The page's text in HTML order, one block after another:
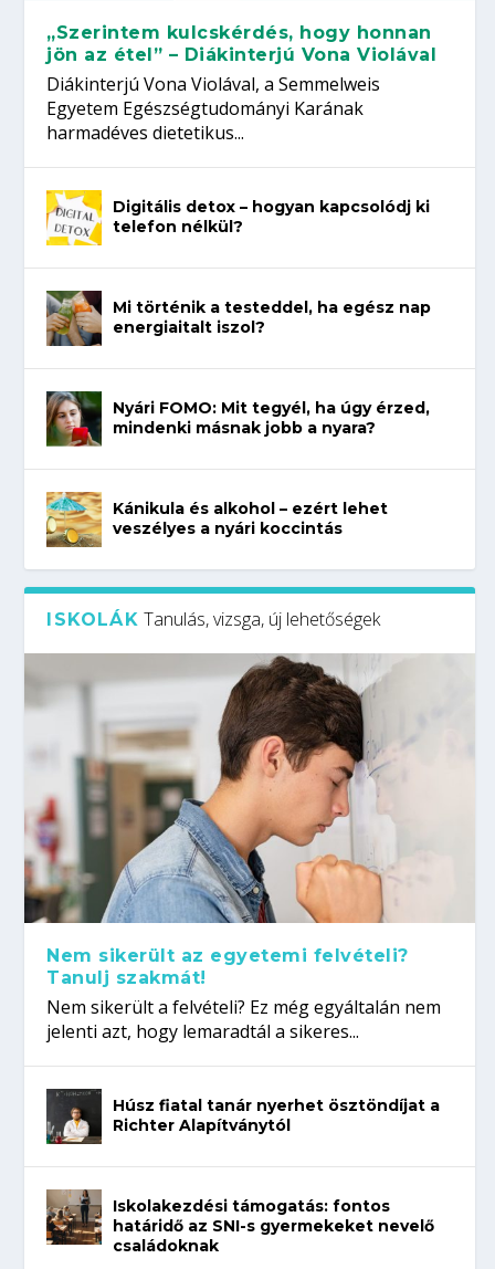
„Szerintem kulcskérdés, hogy honnan
jön az étel” – Diákinterjú Vona Violával
Diákinterjú Vona Violával, a Semmelweis
Egyetem Egészségtudományi Karának
harmadéves dietetikus...
Digitális detox – hogyan kapcsolódj ki
telefon nélkül?
Mi történik a testeddel, ha egész nap
energiaitalt iszol?
Nyári FOMO: Mit tegyél, ha úgy érzed,
mindenki másnak jobb a nyara?
Kánikula és alkohol – ezért lehet
veszélyes a nyári koccintás
ISKOLÁK Tanulás, vizsga, új lehetőségek
Nem sikerült az egyetemi felvételi?
Tanulj szakmát!
Nem sikerült a felvételi? Ez még egyáltalán nem
jelenti azt, hogy lemaradtál a sikeres...
Húsz fiatal tanár nyerhet ösztöndíjat a
Richter Alapítványtól
Iskolakezdési támogatás: fontos
határidő az SNI-s gyermekeket nevelő
családoknak